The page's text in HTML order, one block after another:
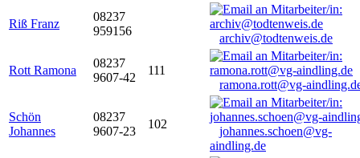
Riß Franz
08237
959156
archiv@todtenweis.de
Rott Ramona
08237
9607-42
111
ramona.rott@vg-
Schön
Johannes
08237
9607-23
102
johannes.schoen@vg-
aindling.de